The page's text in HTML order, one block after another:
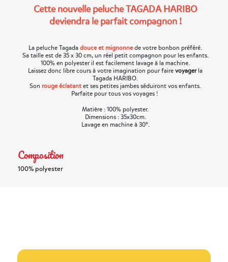
Cette nouvelle peluche TAGADA HARIBO
deviendra le parfait compagnon !
La peluche Tagada douce et mignonne de votre bonbon préféré.
Sa taille est de 35 x 30 cm, un réel petit compagnon pour les enfants.
100% en polyester il est facilement lavage à la machine.
Laissez donc libre cours à votre imagination pour faire voyagerla
Tagada HARIBO.
Son rouge éclatant et ses petites jambes séduiront vos enfants.
Parfaite pour tous vos voyages !
Matière : 100% polyester.
Dimensions : 35x30cm.
Lavage en machine à 30°.
Composition
100% polyester